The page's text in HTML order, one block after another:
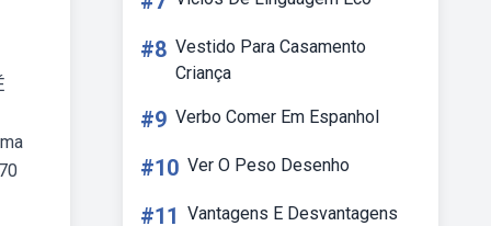
#8 Vestido Para Casamento
Criança
#9 Verbo Comer Em Espanhol
#10 Ver O Peso Desenho
#11 Vantagens E Desvantagens